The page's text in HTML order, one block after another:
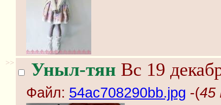
>> Уныл-тян Вс 19
Файл: 54ac708290bb.jpg -(45